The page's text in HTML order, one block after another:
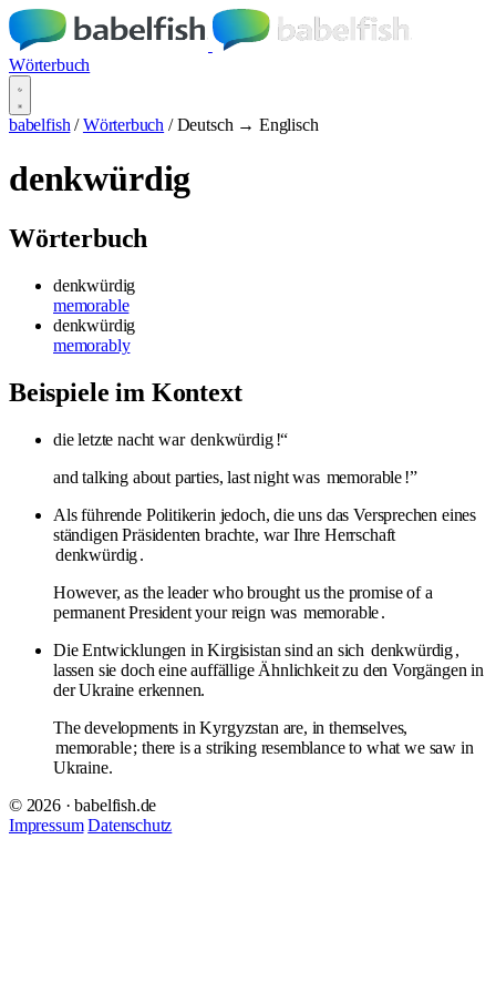
Wörterbuch
babelfish / Wörterbuch / Deutsch → Englisch
denkwürdig
Wörterbuch
denkwürdig
memorable
denkwürdig
memorably
Beispiele im Kontext
die letzte nacht war denkwürdig !“
and talking about parties, last night was memorable!”
Als führende Politikerin jedoch, die uns das Versprechen eines
ständigen Präsidenten brachte, war Ihre Herrschaft
denkwürdig.
However, as the leader who brought us the promise of a
permanent President your reign was memorable.
Die Entwicklungen in Kirgisistan sind an sich denkwürdig,
lassen sie doch eine auffällige Ähnlichkeit zu den Vorgängen in
der Ukraine erkennen.
The developments in Kyrgyzstan are, in themselves,
memorable; there is a striking resemblance to what we saw in
Ukraine.
© 2026 · babelfish.de
Impressum Datenschutz